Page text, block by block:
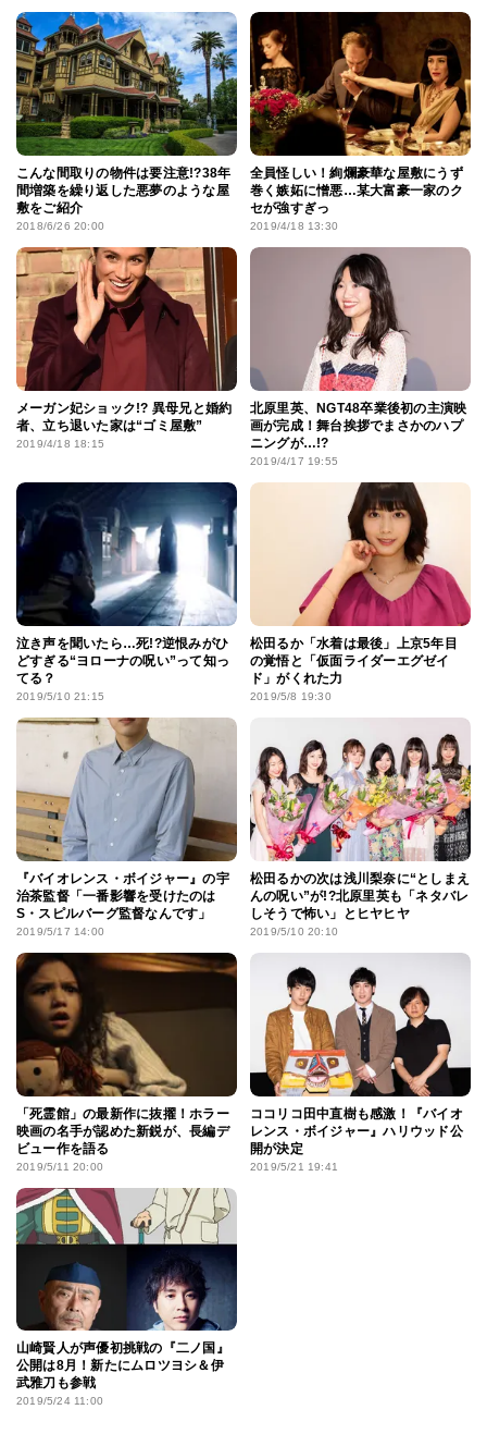
こんな間取りの物件は要注意!?38年
間増築を繰り返した悪夢のような屋
敷をご紹介
2018/6/26 20:00
全員怪しい！絢爛豪華な屋敷にうず
巻く嫉妬に憎悪…某大富豪一家のク
セが強すぎっ
2019/4/18 13:30
メーガン妃ショック!? 異母兄と婚約
者、立ち退いた家は“ゴミ屋敷”
2019/4/18 18:15
北原里英、NGT48卒業後初の主演映
画が完成！舞台挨拶でまさかのハプ
ニングが…!?
2019/4/17 19:55
泣き声を聞いたら…死!?逆恨みがひ
どすぎる“ヨローナの呪い”って知っ
てる？
2019/5/10 21:15
松田るか「水着は最後」上京5年目
の覚悟と「仮面ライダーエグゼイ
ド」がくれた力
2019/5/8 19:30
『バイオレンス・ボイジャー』の宇
治茶監督「一番影響を受けたのは
S・スピルバーグ監督なんです」
2019/5/17 14:00
松田るかの次は浅川梨奈に“としまえ
んの呪い”が!?北原里英も「ネタバレ
しそうで怖い」とヒヤヒヤ
2019/5/10 20:10
「死霊館」の最新作に抜擢！ホラー
映画の名手が認めた新鋭が、長編デ
ビュー作を語る
2019/5/11 20:00
ココリコ田中直樹も感激！『バイオ
レンス・ボイジャー』ハリウッド公
開が決定
2019/5/21 19:41
山崎賢人が声優初挑戦の『二ノ国』
公開は8月！新たにムロツヨシ＆伊
武雅刀も参戦
2019/5/24 11:00